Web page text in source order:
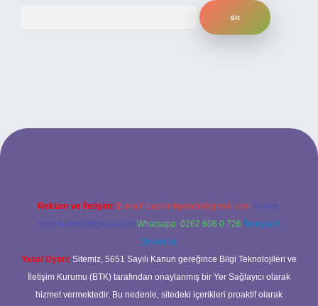
Reklam ve İletişim: E-mail: backlinkpaneli@gmail.com Teams:
forumhizmeti@gmail.com Whatsapp: 0262 606 0 726 Telegram:
@karabul
Yasal Uyarı: Sitemiz, 5651 Sayılı Kanun gereğince Bilgi Teknolojileri ve
İletişim Kurumu (BTK) tarafından onaylanmış bir Yer Sağlayıcı olarak
hizmet vermektedir. Bu nedenle, sitedeki içerikleri proaktif olarak